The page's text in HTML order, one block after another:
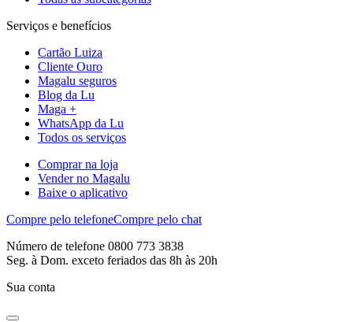
Serviços e benefícios
Cartão Luiza
Cliente Ouro
Magalu seguros
Blog da Lu
Maga +
WhatsApp da Lu
Todos os serviços
Comprar na loja
Vender no Magalu
Baixe o aplicativo
Compre pelo telefoneCompre pelo chat
Número de telefone 0800 773 3838
Seg. à Dom. exceto feriados das 8h às 20h
Sua conta